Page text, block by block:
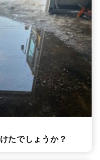
たでしょうか？